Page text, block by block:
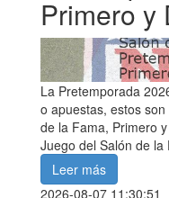
Primero y
La Pretemporada
o apuestas, estos
de la Fama, Primero
Juego del Salón de
Leer más
2026-08-07 11:30:51